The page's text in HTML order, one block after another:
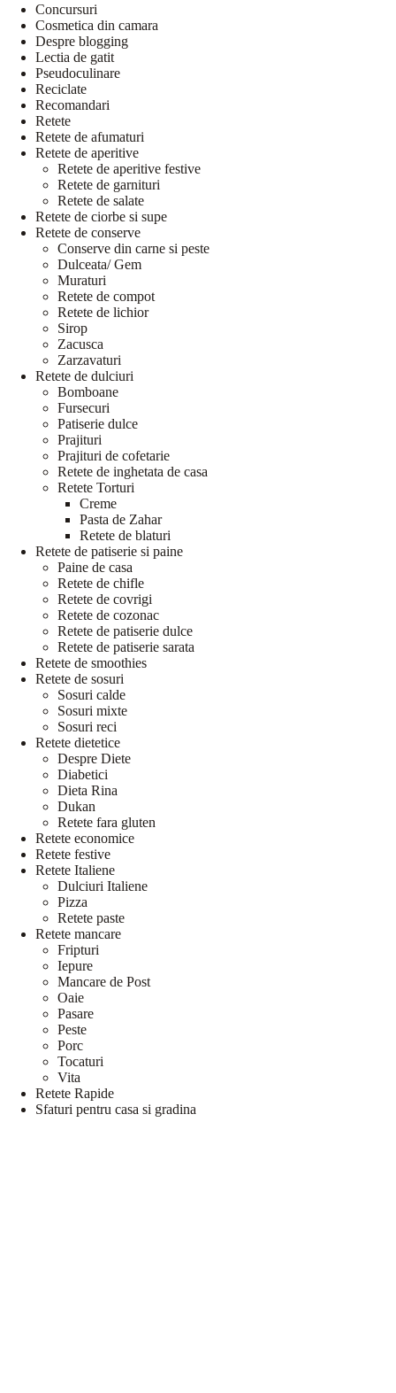
Concursuri
Cosmetica din camara
Despre blogging
Lectia de gatit
Pseudoculinare
Reciclate
Recomandari
Retete
Retete de afumaturi
Retete de aperitive
Retete de aperitive festive
Retete de garnituri
Retete de salate
Retete de ciorbe si supe
Retete de conserve
Conserve din carne si peste
Dulceata/ Gem
Muraturi
Retete de compot
Retete de lichior
Sirop
Zacusca
Zarzavaturi
Retete de dulciuri
Bomboane
Fursecuri
Patiserie dulce
Prajituri
Prajituri de cofetarie
Retete de inghetata de casa
Retete Torturi
Creme
Pasta de Zahar
Retete de blaturi
Retete de patiserie si paine
Paine de casa
Retete de chifle
Retete de covrigi
Retete de cozonac
Retete de patiserie dulce
Retete de patiserie sarata
Retete de smoothies
Retete de sosuri
Sosuri calde
Sosuri mixte
Sosuri reci
Retete dietetice
Despre Diete
Diabetici
Dieta Rina
Dukan
Retete fara gluten
Retete economice
Retete festive
Retete Italiene
Dulciuri Italiene
Pizza
Retete paste
Retete mancare
Fripturi
Iepure
Mancare de Post
Oaie
Pasare
Peste
Porc
Tocaturi
Vita
Retete Rapide
Sfaturi pentru casa si gradina